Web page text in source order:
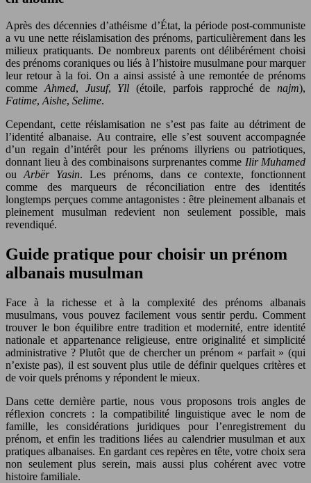
Après des décennies d’athéisme d’État, la période post-communiste
a vu une nette réislamisation des prénoms, particulièrement dans les
milieux pratiquants. De nombreux parents ont délibérément choisi
des prénoms coraniques ou liés à l’histoire musulmane pour marquer
leur retour à la foi. On a ainsi assisté à une remontée de prénoms
comme Ahmed, Jusuf, Yll (étoile, parfois rapproché de najm),
Fatime, Aishe, Selime.
Cependant, cette réislamisation ne s’est pas faite au détriment de
l’identité albanaise. Au contraire, elle s’est souvent accompagnée
d’un regain d’intérêt pour les prénoms illyriens ou patriotiques,
donnant lieu à des combinaisons surprenantes comme Ilir Muhamed
ouArbër Yasin. Les prénoms, dans ce contexte, fonctionnent
comme des marqueurs de réconciliation entre des identités
longtemps perçues comme antagonistes : être pleinement albanais et
pleinement musulman redevient non seulement possible, mais
revendiqué.
Guide pratique pour choisir un prénom
albanais musulman
Face à la richesse et à la complexité des prénoms albanais
musulmans, vous pouvez facilement vous sentir perdu. Comment
trouver le bon équilibre entre tradition et modernité, entre identité
nationale et appartenance religieuse, entre originalité et simplicité
administrative ? Plutôt que de chercher un prénom « parfait » (qui
n’existe pas), il est souvent plus utile de définir quelques critères et
de voir quels prénoms y répondent le mieux.
Dans cette dernière partie, nous vous proposons trois angles de
réflexion concrets : la compatibilité linguistique avec le nom de
famille, les considérations juridiques pour l’enregistrement du
prénom, et enfin les traditions liées au calendrier musulman et aux
pratiques albanaises. En gardant ces repères en tête, votre choix sera
non seulement plus serein, mais aussi plus cohérent avec votre
histoire familiale.